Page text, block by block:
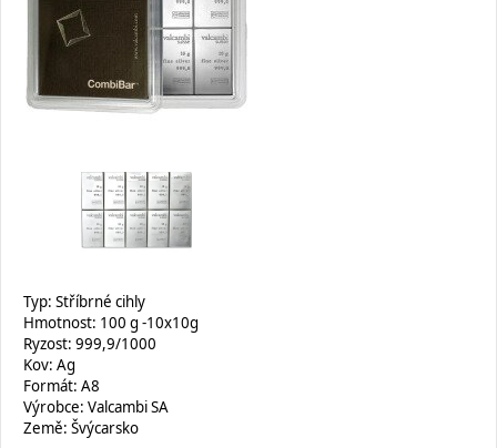
Typ: Stříbrné cihly
Hmotnost: 100 g -10x10g
Ryzost: 999,9/1000
Kov: Ag
Formát: A8
Výrobce: Valcambi SA
Země: Švýcarsko